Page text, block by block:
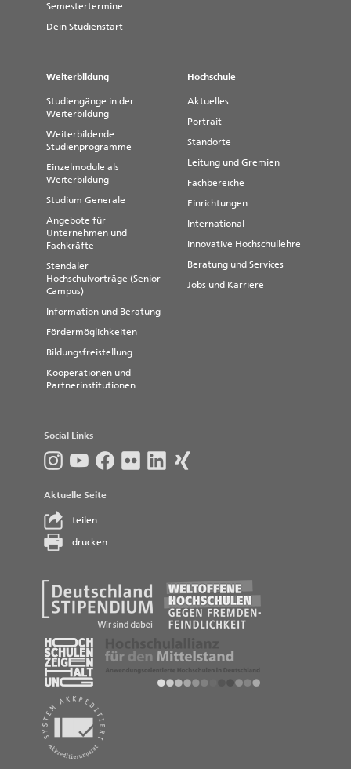
Semestertermine
Dein Studienstart
Weiterbildung
Studiengänge in der
Weiterbildung
Weiterbildende
Studienprogramme
Einzelmodule als
Weiterbildung
Studium Generale
Angebote für
Unternehmen und
Fachkräfte
Stendaler
Hochschulvorträge (Senior-
Campus)
Information und Beratung
Fördermöglichkeiten
Bildungsfreistellung
Kooperationen und
Partnerinstitutionen
Hochschule
Aktuelles
Portrait
Standorte
Leitung und Gremien
Fachbereiche
Einrichtungen
International
Innovative Hochschullehre
Beratung und Services
Jobs und Karriere
Social Links
Aktuelle Seite
teilen
drucken